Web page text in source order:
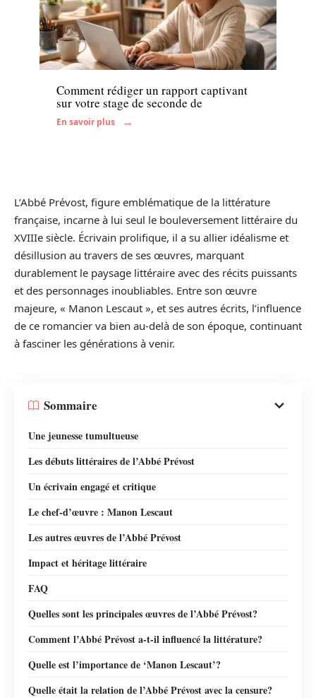
Enfant
Comment rédiger un rapport captivant
sur votre stage de seconde de
En savoir plus
L’Abbé Prévost, figure emblématique de la littérature
française, incarne à lui seul le bouleversement littéraire du
XVIIIe siècle. Écrivain prolifique, il a su allier idéalisme et
désillusion au travers de ses œuvres, marquant
durablement le paysage littéraire avec des récits puissants
et des personnages inoubliables. Entre son œuvre
majeure, « Manon Lescaut », et ses autres écrits, l’influence
de ce romancier va bien au-delà de son époque, continuant
à fasciner les générations à venir.
Sommaire
Une jeunesse tumultueuse
Les débuts littéraires de l’Abbé Prévost
Un écrivain engagé et critique
Le chef-d’œuvre : Manon Lescaut
Les autres œuvres de l’Abbé Prévost
Impact et héritage littéraire
FAQ
Quelles sont les principales œuvres de l’Abbé Prévost?
Comment l’Abbé Prévost a-t-il influencé la littérature?
Quelle est l’importance de ‘Manon Lescaut’?
Quelle était la relation de l’Abbé Prévost avec la censure?